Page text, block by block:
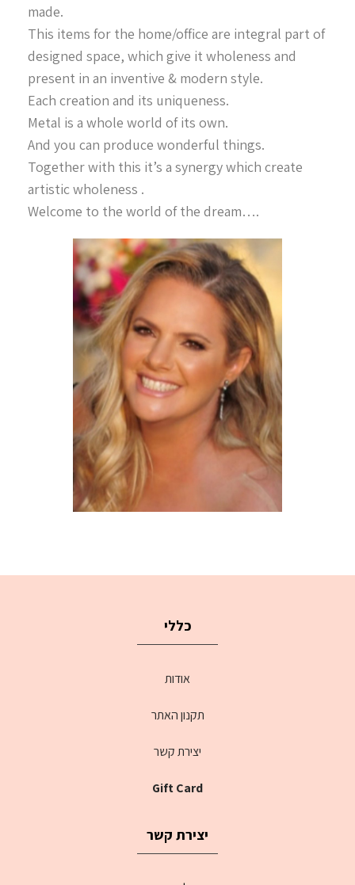
made.
This items for the home/office are integral part of
designed space, which give it wholeness and
present in an inventive & modern style.
Each creation and its uniqueness.
Metal is a whole world of its own.
And you can produce wonderful things.
Together with this it’s a synergy which create
artistic wholeness .
Welcome to the world of the dream….
כללי
אודות
תקנון האתר
יצירת קשר
Gift Card
יצירת קשר